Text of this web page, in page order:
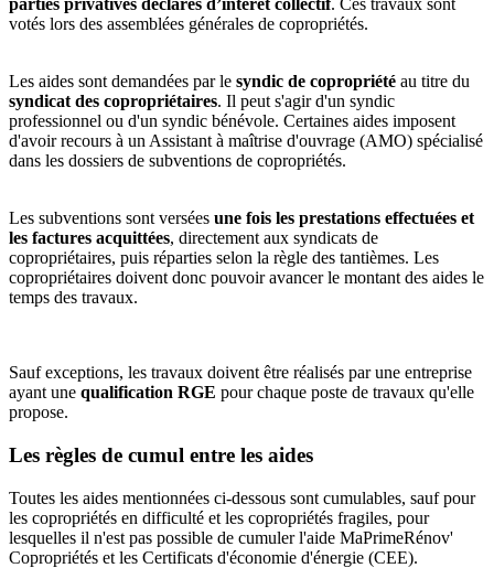
parties privatives déclarés d’intérêt collectif. Ces travaux sont
votés lors des assemblées générales de copropriétés.
Les aides sont demandées par le syndic de copropriété au titre du
syndicat des copropriétaires. Il peut s'agir d'un syndic
professionnel ou d'un syndic bénévole. Certaines aides imposent
d'avoir recours à un Assistant à maîtrise d'ouvrage (AMO) spécialisé
dans les dossiers de subventions de copropriétés.
Les subventions sont versées une fois les prestations effectuées et
les factures acquittées, directement aux syndicats de
copropriétaires, puis réparties selon la règle des tantièmes. Les
copropriétaires doivent donc pouvoir avancer le montant des aides le
temps des travaux.
Sauf exceptions, les travaux doivent être réalisés par une entreprise
ayant une qualification RGE pour chaque poste de travaux qu'elle
propose.
Les règles de cumul entre les aides
Toutes les aides mentionnées ci-dessous sont cumulables, sauf pour
les copropriétés en difficulté et les copropriétés fragiles, pour
lesquelles il n'est pas possible de cumuler l'aide MaPrimeRénov'
Copropriétés et les Certificats d'économie d'énergie (CEE).